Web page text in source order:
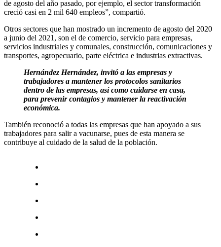
de agosto del año pasado, por ejemplo, el sector transformación
creció casi en 2 mil 640 empleos”, compartió.
Otros sectores que han mostrado un incremento de agosto del 2020
a junio del 2021, son el de comercio, servicio para empresas,
servicios industriales y comunales, construcción, comunicaciones y
transportes, agropecuario, parte eléctrica e industrias extractivas.
Hernández Hernández, invitó a las empresas y
trabajadores a mantener los protocolos sanitarios
dentro de las empresas, así como cuidarse en casa,
para prevenir contagios y mantener la reactivación
económica.
También reconoció a todas las empresas que han apoyado a sus
trabajadores para salir a vacunarse, pues de esta manera se
contribuye al cuidado de la salud de la población.